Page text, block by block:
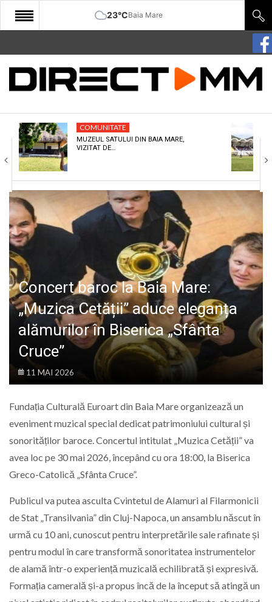
23°CBaia Mare
START
COMUNITATE
CULTURA
ECONOMIE
SANATATE
SPORT
SPECIAL
POLITIC
LIFE
COMUNITATE
MUZEUL SATULUI DIN BAIA MARE,
VIZITAT DE…
Concert baroc la Baia Mare:
„Muzica Cetății” aduce eleganța
alămurilor în Biserica „Sfânta
Cruce”
11 MAI 2026
Fundația Culturală Euroart din Baia Mare organizează un
eveniment muzical special dedicat patrimoniului cultural și
sonorităților baroce. Concertul intitulat „Muzica Cetății” va
avea loc pe 30 mai 2026, începând cu ora 18:00, la Biserica
Greco-Catolică „Sfânta Cruce”.
Publicul va putea asculta Cvintetul de Alamuri al Filarmonicii
de Stat „Transilvania” din Cluj-Napoca, un ansamblu născut în
urmă cu 10 ani, cunoscut pentru interpretările sale rafinate și
pentru modul în care transformă sonoritatea instrumentelor
de alamă într-o experiență muzicală echilibrată și expresivă.
Formația camerală și-a propus încă de la început să atingă un